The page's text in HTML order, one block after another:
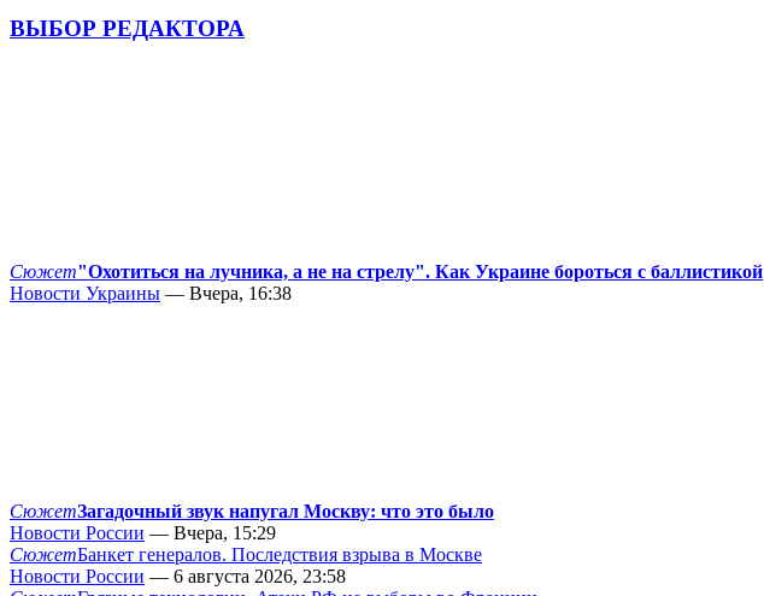
ВЫБОР РЕДАКТОРА
Сюжет"Охотиться на лучника, а не на стрелу". Как Украине бороться с баллистикой
Новости Украины — Вчера, 16:38
СюжетЗагадочный звук напугал Москву: что это было
Новости России — Вчера, 15:29
СюжетБанкет генералов. Последствия взрыва в Москве
Новости России — 6 августа 2026, 23:58